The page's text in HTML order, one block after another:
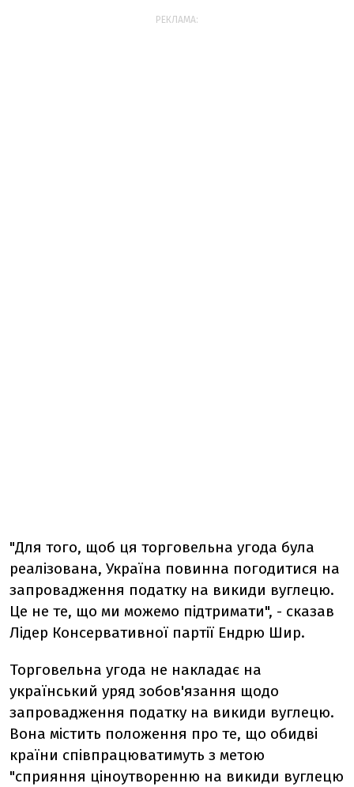
РЕКЛАМА:
"Для того, щоб ця торговельна угода була
реалізована, Україна повинна погодитися на
запровадження податку на викиди вуглецю.
Це не те, що ми можемо підтримати", - сказав
Лідер Консервативної партії Ендрю Шир.
Торговельна угода не накладає на
український уряд зобов'язання щодо
запровадження податку на викиди вуглецю.
Вона містить положення про те, що обидві
країни співпрацюватимуть з метою
"сприяння ціноутворенню на викиди вуглецю